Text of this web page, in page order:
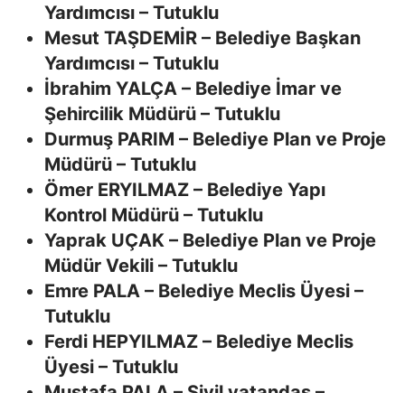
Yardımcısı – Tutuklu
Mesut TAŞDEMİR – Belediye Başkan
Yardımcısı – Tutuklu
İbrahim YALÇA – Belediye İmar ve
Şehircilik Müdürü – Tutuklu
Durmuş PARIM – Belediye Plan ve Proje
Müdürü – Tutuklu
Ömer ERYILMAZ – Belediye Yapı
Kontrol Müdürü – Tutuklu
Yaprak UÇAK – Belediye Plan ve Proje
Müdür Vekili – Tutuklu
Emre PALA – Belediye Meclis Üyesi –
Tutuklu
Ferdi HEPYILMAZ – Belediye Meclis
Üyesi – Tutuklu